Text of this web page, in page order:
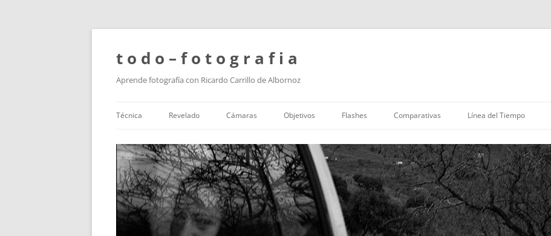
t o d o – f o t o g r a f i a
Aprende fotografía con Ricardo Carrillo de Albornoz
al
contenido
Técnica Revelado Cámaras Objetivos Flashes Comparativas Línea del Tiempo